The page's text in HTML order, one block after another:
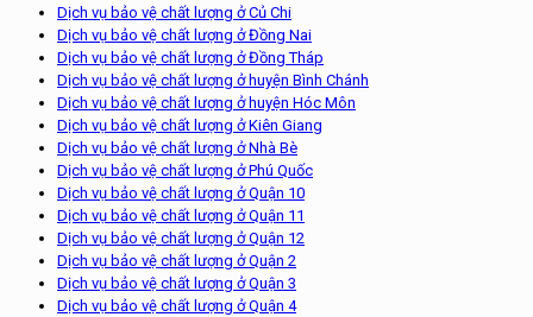
Dịch vụ bảo vệ chất lượng ở Củ Chi
Dịch vụ bảo vệ chất lượng ở Đồng Nai
Dịch vụ bảo vệ chất lượng ở Đồng Tháp
Dịch vụ bảo vệ chất lượng ở huyện Bình Chánh
Dịch vụ bảo vệ chất lượng ở huyện Hóc Môn
Dịch vụ bảo vệ chất lượng ở Kiên Giang
Dịch vụ bảo vệ chất lượng ở Nhà Bè
Dịch vụ bảo vệ chất lượng ở Phú Quốc
Dịch vụ bảo vệ chất lượng ở Quận 10
Dịch vụ bảo vệ chất lượng ở Quận 11
Dịch vụ bảo vệ chất lượng ở Quận 12
Dịch vụ bảo vệ chất lượng ở Quận 2
Dịch vụ bảo vệ chất lượng ở Quận 3
Dịch vụ bảo vệ chất lượng ở Quận 4